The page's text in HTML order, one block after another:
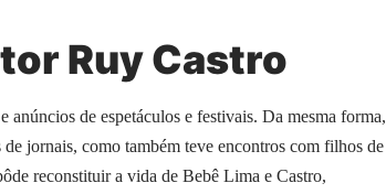
Ruy Castro
de espetáculos e festivais. Da mesma forma,
jornais, como também teve encontros com filhos de
reconstituir a vida de Bebê Lima e Castro,